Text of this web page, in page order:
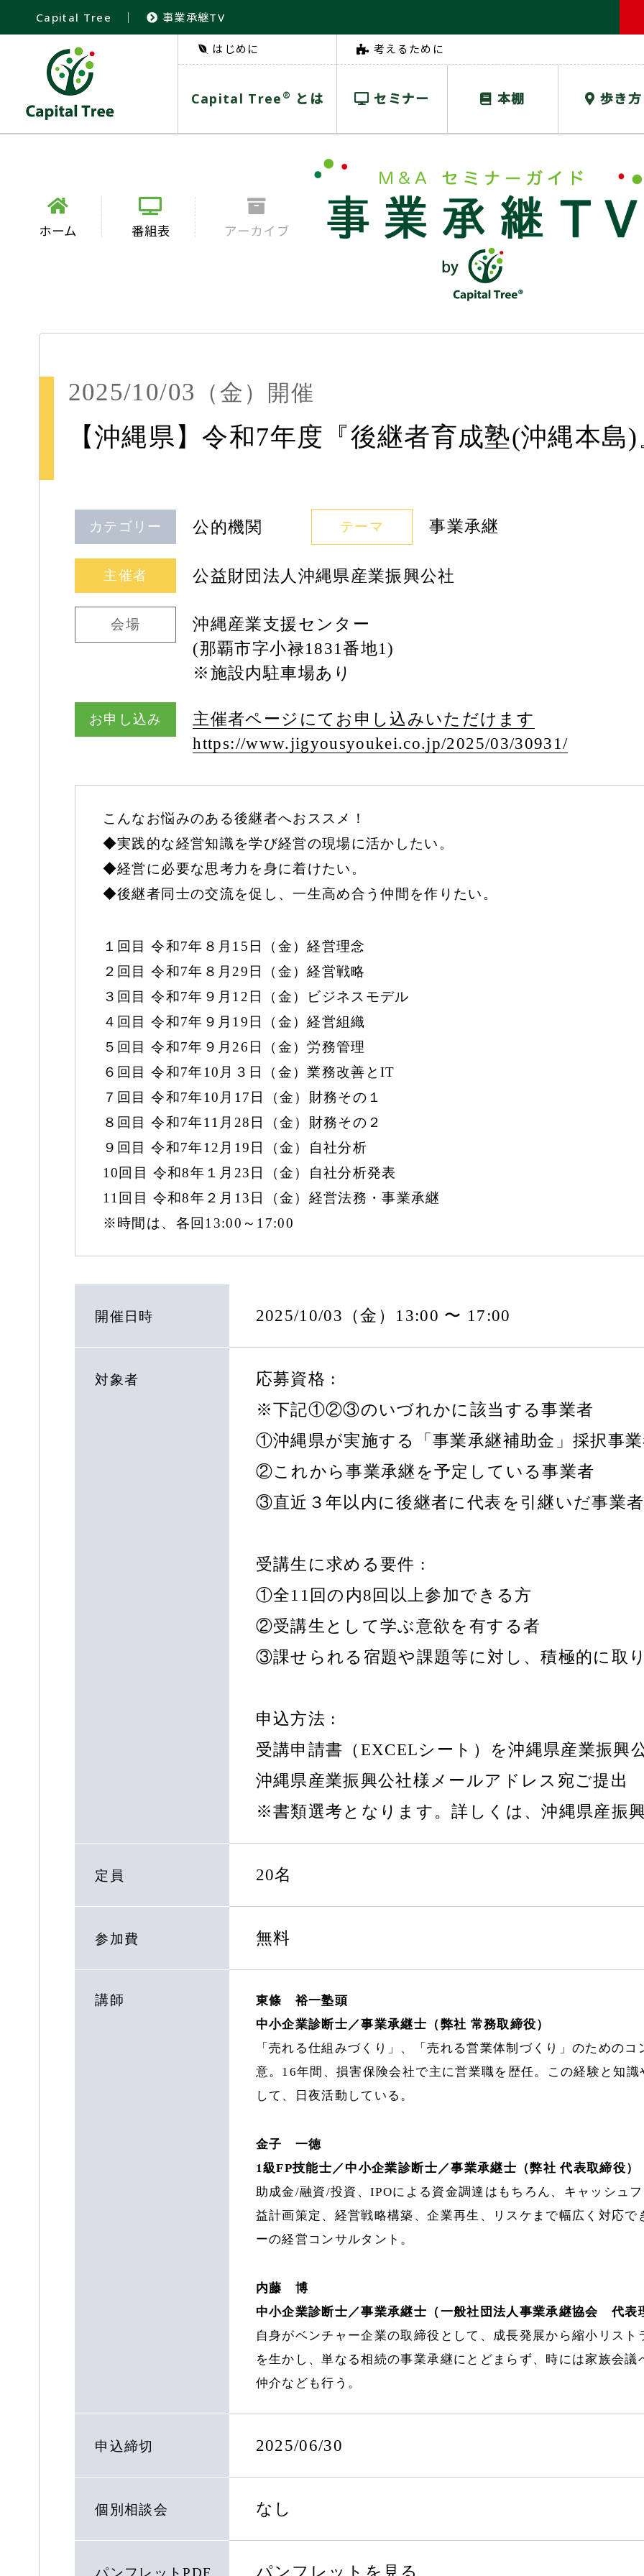
Capital Tree ｜ 事業承継TV
はじめに
Capital Tree ® とは
考えるために
セミナー 本棚 歩き方
ホーム 番組表 アーカイブ
2025/10/03 （金） 開催
【沖縄県】令和7年度『後継者育成塾(沖縄本島
カテゴリー 公的機関 テーマ 事業承継
主催者 公益財団法人沖縄県産業振興公社
会場
沖縄産業支援センター
(那覇市字小禄1831番地1)
※施設内駐車場あり
お申し込み
主催者ページにてお申し込みいただけます
https://www.jigyousyoukei.co.jp/2025/03/30931/
こんなお悩みのある後継者へおススメ！
◆実践的な経営知識を学び経営の現場に活かしたい。
◆経営に必要な思考力を身に着けたい。
◆後継者同士の交流を促し、一生高め合う仲間を作りたい。
１回目 令和7年８月15日（金）経営理念
２回目 令和7年８月29日（金）経営戦略
３回目 令和7年９月12日（金）ビジネスモデル
４回目 令和7年９月19日（金）経営組織
５回目 令和7年９月26日（金）労務管理
６回目 令和7年10月３日（金）業務改善とIT
７回目 令和7年10月17日（金）財務その１
８回目 令和7年11月28日（金）財務その２
９回目 令和7年12月19日（金）自社分析
10回目 令和8年１月23日（金）自社分析発表
11回目 令和8年２月13日（金）経営法務・事業承継
※時間は、各回13:00～17:00
開催日時 2025/10/03（金）13:00 〜 17:00
対象者
応募資格 :
※下記①②③のいづれかに該当する事業者
①沖縄県が実施する「事業承継補助金」採択事
②これから事業承継を予定している事業者
③直近３年以内に後継者に代表を引継いだ事業者
受講生に求める要件 :
①全11回の内8回以上参加できる方
②受講生として学ぶ意欲を有する者
③課せられる宿題や課題等に対し、積極的に取
申込方法 :
受講申請書（EXCELシート）を沖縄県産業振興
沖縄県産業振興公社様メールアドレス宛ご提出
※書類選考となります。詳しくは、沖縄県産振
定員 20名
参加費 無料
講師
東條 裕一塾頭
中小企業診断士／事業承継士（弊社 常務取締役）
「売れる仕組みづくり」、「売れる営業体制づくり」のための
意。16年間、損害保険会社で主に営業職を歴任。この経験と知
して、日夜活動している。
金子 一徳
1級FP技能士／中小企業診断士／事業承継士（弊社 代表取締役）
助成金/融資/投資、IPOによる資金調達はもちろん、キャッシュ
益計画策定、経営戦略構築、企業再生、リスケまで幅広く対応で
ーの経営コンサルタント。
内藤 博
中小企業診断士／事業承継士（一般社団法人事業承継協会 代表
自身がベンチャー企業の取締役として、成長発展から縮小リスト
を生かし、単なる相続の事業承継にとどまらず、時には家族会議
仲介なども行う。
申込締切 2025/06/30
個別相談会 なし
パンフレットを見る